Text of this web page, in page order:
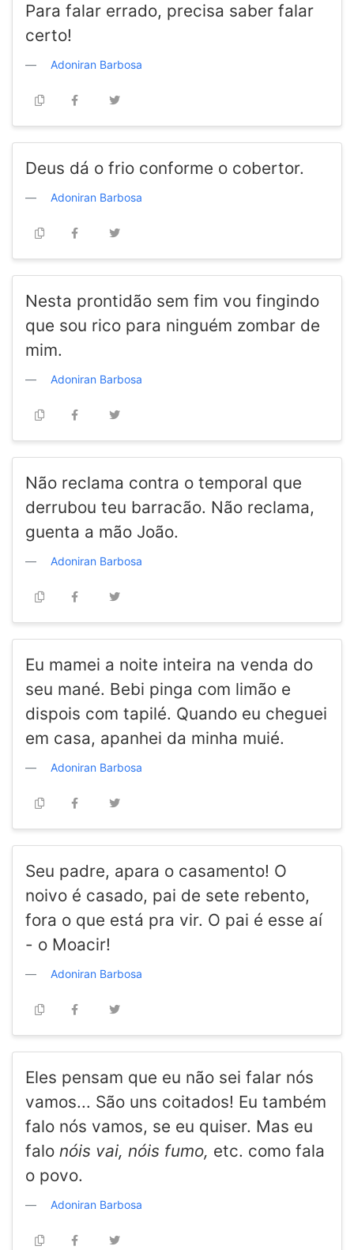
Para falar errado, precisa saber falar
certo!
Adoniran Barbosa
Deus dá o frio conforme o cobertor.
Adoniran Barbosa
Nesta prontidão sem fim vou fingindo
que sou rico para ninguém zombar de
mim.
Adoniran Barbosa
Não reclama contra o temporal que
derrubou teu barracão. Não reclama,
guenta a mão João.
Adoniran Barbosa
Eu mamei a noite inteira na venda do
seu mané. Bebi pinga com limão e
dispois com tapilé. Quando eu cheguei
em casa, apanhei da minha muié.
Adoniran Barbosa
Seu padre, apara o casamento! O
noivo é casado, pai de sete rebento,
fora o que está pra vir. O pai é esse aí
- o Moacir!
Adoniran Barbosa
Eles pensam que eu não sei falar nós
vamos... São uns coitados! Eu também
falo nós vamos, se eu quiser. Mas eu
falo nóis vai, nóis fumo, etc. como fala
o povo.
Adoniran Barbosa